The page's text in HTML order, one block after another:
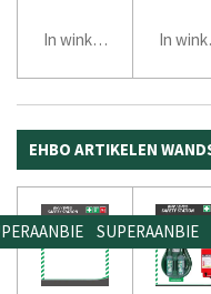
In winkelwagen In
EHBO ARTIKELEN